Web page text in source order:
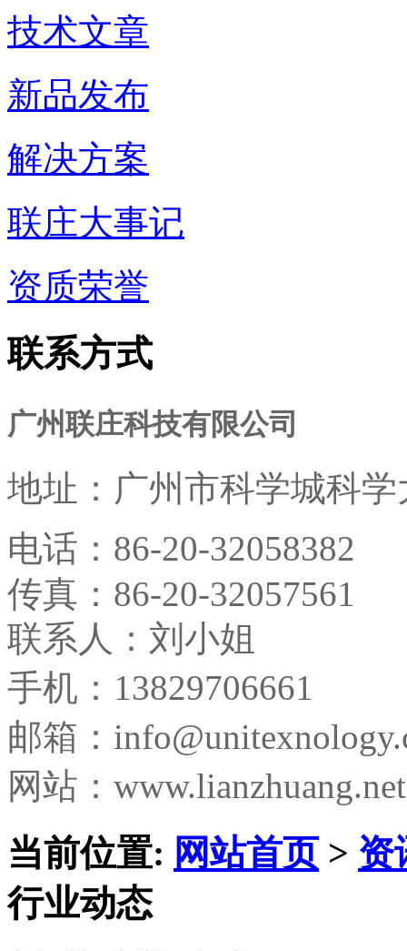
技术文章
新品发布
解决方案
联庄大事记
资质荣誉
联系方式
广州联庄科技有限公司
地址： 广州市科学城科
电话： 86-20-32058382
传真： 86-20-32057561
联系人：刘小姐
手机：13829706661
邮箱：
网站：www.lianzhuang.net
当前位置: 网站首页> 资
行业动态